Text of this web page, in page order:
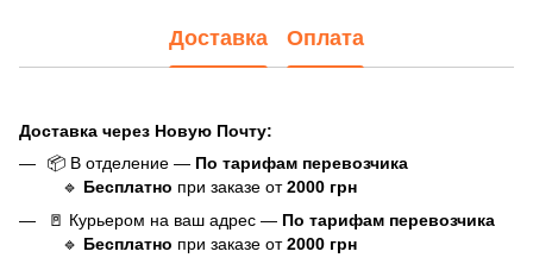
Доставка Оплата
Доставка через Новую Почту:
📦 В отделение — По тарифам перевозчика
🔹 Бесплатно при заказе от2000 грн
🚪 Курьером на ваш адрес — По тарифам перевозчика
🔹 Бесплатно при заказе от2000 грн